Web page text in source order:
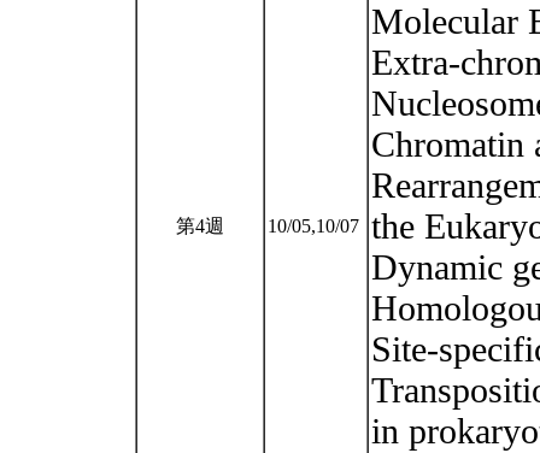
第4週 10/05,10/07
Molecular
Extra-
Chromatin
the
Dynamic
Site-
in